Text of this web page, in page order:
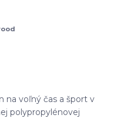
na voľný čas a šport v
polypropylénovej